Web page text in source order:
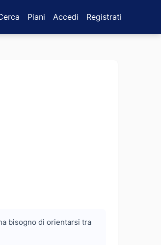
Piani Accedi Registrati
bisogno di orientarsi tra